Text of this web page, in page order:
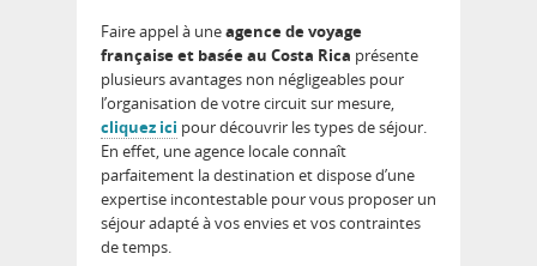
Faire appel à uneagence de voyage
française et basée au Costa Rica présente
plusieurs avantages non négligeables pour
l’organisation de votre circuit sur mesure,
cliquez ici pour découvrir les types de séjour.
En effet, une agence locale connaît
parfaitement la destination et dispose d’une
expertise incontestable pour vous proposer un
séjour adapté à vos envies et vos contraintes
de temps.